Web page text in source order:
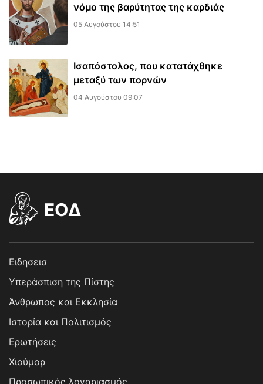
νόμο της βαρύτητας της καρδιάς
05 Αυγούστου 14:51
Ισαπόστολος, που κατατάχθηκε
μεταξύ των πορνών
04 Αυγούστου 09:07
EOΔ
Ειδησεισ
Υπεράσπιση της Πίστης
Άνθρωπος και Εκκλησία
Ιστορία και Πολιτισμός
Ερωτήσεις
Χιούμορ